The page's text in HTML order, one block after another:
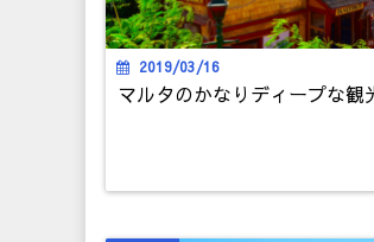
2019/03/16
マルタのかなりディープな観